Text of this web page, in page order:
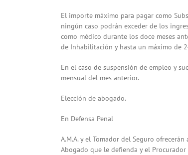
El importe máximo para pagar como
ningún caso podrán exceder de los
como médico durante los doce meses
de Inhabilitación y hasta un máximo de
En el caso de suspensión de empleo y
mensual del mes anterior.
Elección de abogado.
En Defensa Penal
A.M.A. y el Tomador del Seguro
Abogado que le defienda y el